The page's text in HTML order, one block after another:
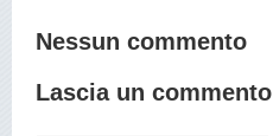
Nessun commento
Lascia un commento